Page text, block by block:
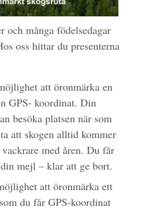
och många födelsedagar
oss hittar du presenterna
att öronmärka en
GPS- koordinat. Din
besöka platsen när som
att skogen alltid kommer
med åren. Du får
mejl – klar att ge bort.
att öronmärka ett
du får GPS-koordinat